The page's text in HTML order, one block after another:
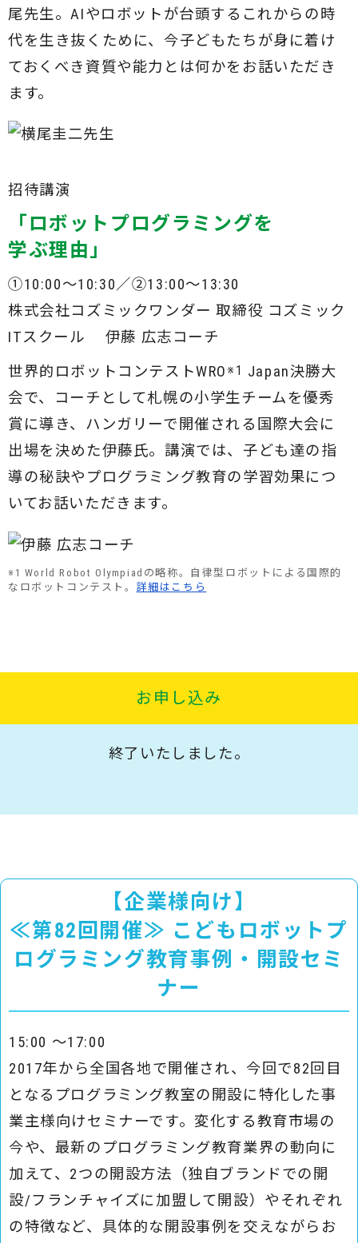
尾先生。AIやロボットが台頭するこれからの時
代を生き抜くために、今子どもたちが身に着け
ておくべき資質や能力とは何かをお話いただき
ます。
招待講演
「ロボットプログラミングを
学ぶ理由」
①10:00～10:30／②13:00～13:30
株式会社コズミックワンダー 取締役 コズミック
ITスクール 伊藤 広志コーチ
世界的ロボットコンテストWRO※1 Japan決勝大
会で、コーチとして札幌の小学生チームを優秀
賞に導き、ハンガリーで開催される国際大会に
出場を決めた伊藤氏。講演では、子ども達の指
導の秘訣やプログラミング教育の学習効果につ
いてお話いただきます。
※1 World Robot Olympiadの略称。自律型ロボットによる国際的
な ロボットコンテスト。 詳細はこちら
お申し込み
終了いたしました。
【企業様向け】
≪第82回開催≫ こどもロボットプ
ログラミング教育事例・開設セミ
ナー
15:00 ～17:00
2017年から全国各地で開催され、今回で82回目
となるプログラミング教室の開設に特化した事
業主様向けセミナーです。変化する教育市場の
今や、最新のプログラミング教育業界の動向に
加えて、2つの開設方法（独自ブランドでの開
設/フランチャイズに加盟して開設）やそれぞれ
の特徴など、具体的な開設事例を交えながらお